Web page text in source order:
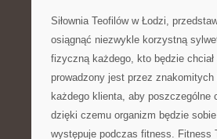
Siłownia Teofilów w Łodzi,
osiągnąć niezwykle korzystną
fizyczną każdego, kto będzie
prowadzony jest przez
każdego klienta, aby poszczególne
dzięki czemu organizm będzie
występuje podczas fitness. Fitness